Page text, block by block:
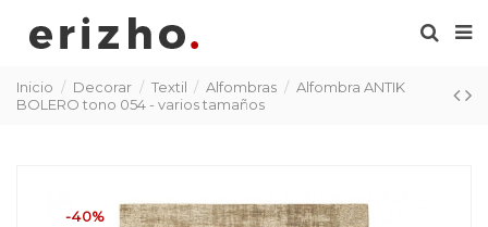
Inicio Decorar Textil Alfombras
Alfombra ANTIK
BOLERO tono 054 - varios tamaños
-40%